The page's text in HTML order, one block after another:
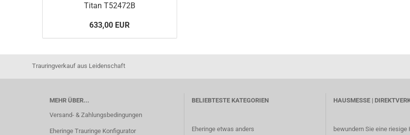
Titan T52472B
633,00 EUR
Trauringverkauf aus Leidenschaft
MEHR ÜBER...
Versand- & Zahlungsbedingungen
Eheringe Trauringe Konfigurator
BELIEBTESTE KATEGORIEN
Eheringe etwas anders
HAUSMESSE |
bewundern Sie eine riesige